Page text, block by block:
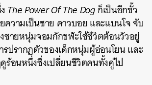
The Power Of The Dogก็เป็นอีกขั้ว
ความเป็นชาย คาวบอย และแบนโจ จับ
งชายหนุ่มจอมกักขฬะใช้ชีวิตต้อนวัวอยู่
รปรากฏตัวของเด็กหนุ่มผู้อ่อนโยน และ
ร้อนหนึ่งซึ่งเปลี่ยนชีวิตคนทั้งคู่ไป